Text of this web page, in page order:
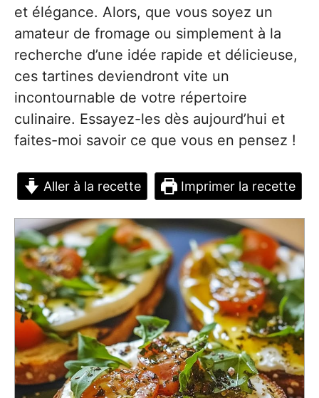
et élégance. Alors, que vous soyez un
amateur de fromage ou simplement à la
recherche d’une idée rapide et délicieuse,
ces tartines deviendront vite un
incontournable de votre répertoire
culinaire. Essayez-les dès aujourd’hui et
faites-moi savoir ce que vous en pensez !
Aller à la recette Imprimer la recette